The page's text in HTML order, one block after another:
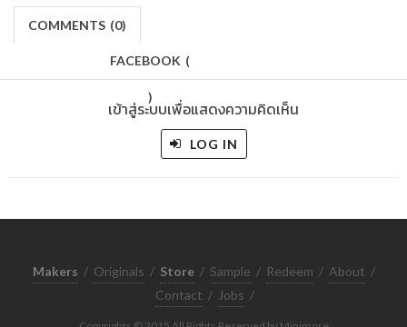
COMMENTS (0)
FACEBOOK (
)
เข้าสู่ระบบเพื่อแสดงความคิดเห็น
LOG IN
Makers / Originals / Store / Sample / Redeem / About /
Contact / Jobs /